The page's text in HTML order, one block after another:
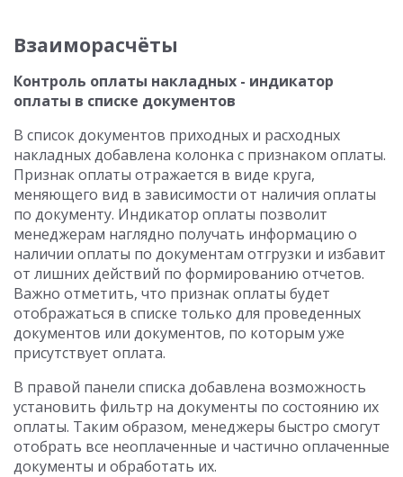
Взаиморасчёты
Контроль оплаты накладных - индикатор
оплаты в списке документов
В список документов приходных и расходных
накладных добавлена колонка с признаком оплаты.
Признак оплаты отражается в виде круга,
меняющего вид в зависимости от наличия оплаты
по документу. Индикатор оплаты позволит
менеджерам наглядно получать информацию о
наличии оплаты по документам отгрузки и избавит
от лишних действий по формированию отчетов.
Важно отметить, что признак оплаты будет
отображаться в списке только для проведенных
документов или документов, по которым уже
присутствует оплата.
В правой панели списка добавлена возможность
установить фильтр на документы по состоянию их
оплаты. Таким образом, менеджеры быстро смогут
отобрать все неоплаченные и частично оплаченные
документы и обработать их.